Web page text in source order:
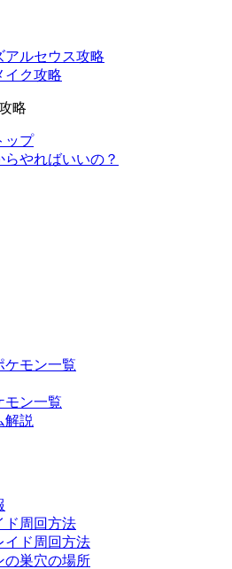
アルセウス攻略
イク攻略
略
ップ
やればいいの？
ケモン一覧
モン一覧
解説
ド周回方法
イド周回方法
の巣穴の場所